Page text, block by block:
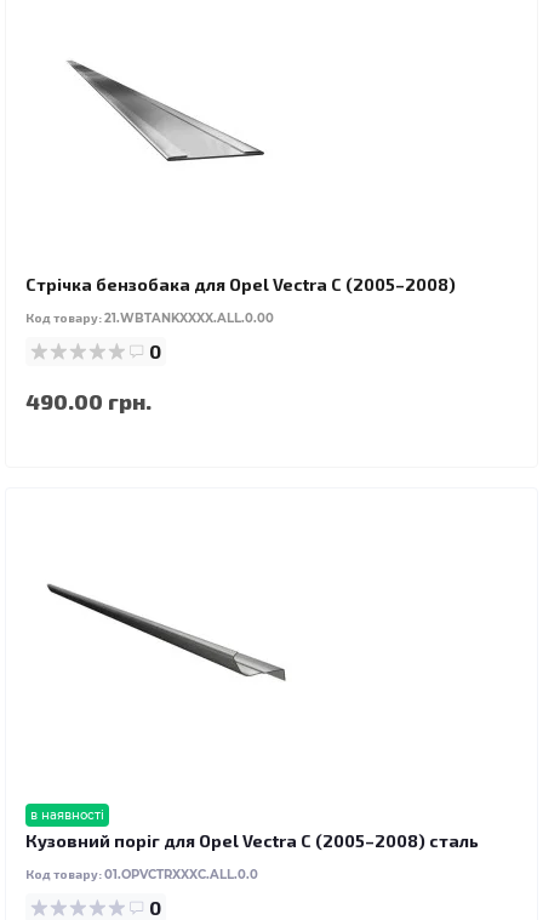
Стрічка бензобака для Opel Vectra C (2005–2008)
Код товару:21.WBTANKXXXX.ALL.0.00
0
490.00 грн.
в наявності
Кузовний поріг для Opel Vectra C (2005–2008) сталь
Код товару:01.OPVCTRXXXC.ALL.0.0
0